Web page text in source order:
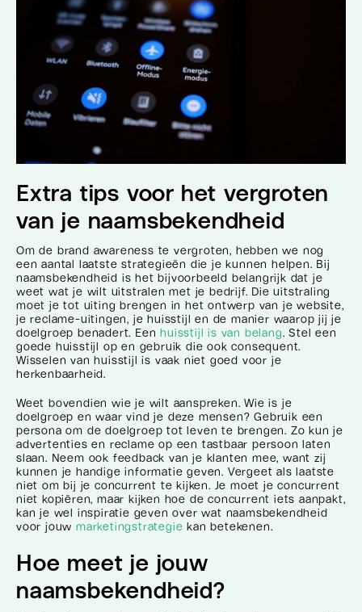
Extra tips voor het vergroten
van je naamsbekendheid
Om de brand awareness te vergroten, hebben we nog
een aantal laatste strategieën die je kunnen helpen. Bij
naamsbekendheid is het bijvoorbeeld belangrijk dat je
weet wat je wilt uitstralen met je bedrijf. Die uitstraling
moet je tot uiting brengen in het ontwerp van je website,
je reclame-uitingen, je huisstijl en de manier waarop jij je
doelgroep benadert. Eenhuisstijl is van belang. Stel een
goede huisstijl op en gebruik die ook consequent.
Wisselen van huisstijl is vaak niet goed voor je
herkenbaarheid.
Weet bovendien wie je wilt aanspreken. Wie is je
doelgroep en waar vind je deze mensen? Gebruik een
persona om de doelgroep tot leven te brengen. Zo kun je
advertenties en reclame op een tastbaar persoon laten
slaan. Neem ook feedback van je klanten mee, want zij
kunnen je handige informatie geven. Vergeet als laatste
niet om bij je concurrent te kijken. Je moet je concurrent
niet kopiëren, maar kijken hoe de concurrent iets aanpakt,
kan je wel inspiratie geven over wat naamsbekendheid
voor jouw marketingstrategie kan betekenen.
Hoe meet je jouw
naamsbekendheid?